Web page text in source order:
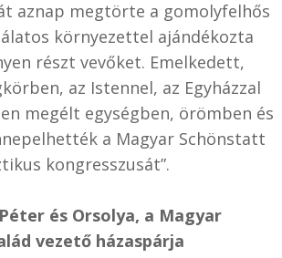
aznap megtörte a gomolyfelhős
környezettel ajándékozta
részt vevőket. Emelkedett,
az Istennel, az Egyházzal
megélt egységben, örömben és
a Magyar Schönstatt
kongresszusát”.
és Orsolya, a Magyar
vezető házaspárja